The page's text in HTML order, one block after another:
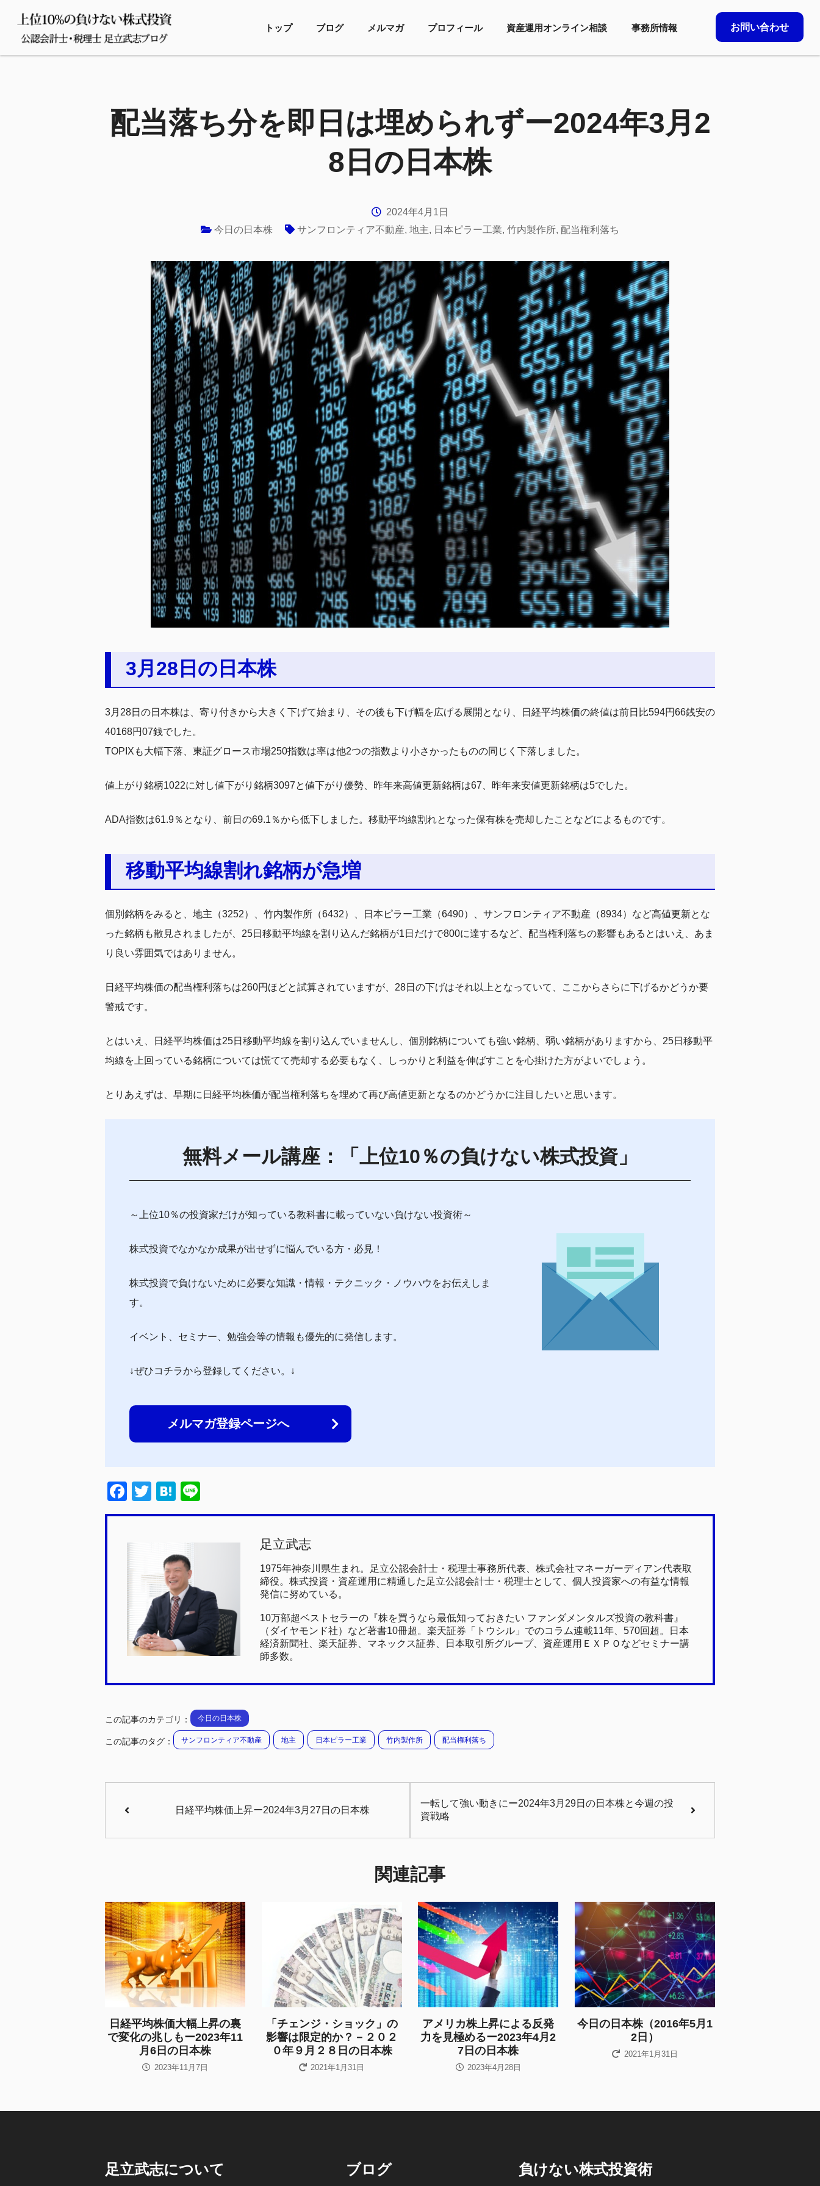
トップ ブログ メルマガ プロフィール 資産運用オンライン相談 事務所情報 お問い合わせ
配当落ち分を即日は埋められずー2024年3月2
8日の日本株
2024年4月1日
今日の日本株
サンフロンティア不動産, 地主, 日本ピラー工業, 竹内製作所, 配当権利落ち
3月28日の日本株
3月28日の日本株は、寄り付きから大きく下げて始まり、その後も下げ幅を広げる展開となり、日経平均株価の終値は前日比594円66銭安の
40168円07銭でした。
TOPIXも大幅下落、東証グロース市場250指数は率は他2つの指数より小さかったものの同じく下落しました。
値上がり銘柄1022に対し値下がり銘柄3097と値下がり優勢、昨年来高値更新銘柄は67、昨年来安値更新銘柄は5でした。
ADA指数は61.9％となり、前日の69.1％から低下しました。移動平均線割れとなった保有株を売却したことなどによるものです。
移動平均線割れ銘柄が急増
個別銘柄をみると、地主（3252）、竹内製作所（6432）、日本ピラー工業（6490）、サンフロンティア不動産（8934）など高値更新とな
った銘柄も散見されましたが、25日移動平均線を割り込んだ銘柄が1日だけで800に達するなど、配当権利落ちの影響もあるとはいえ、あま
り良い雰囲気ではありません。
日経平均株価の配当権利落ちは260円ほどと試算されていますが、28日の下げはそれ以上となっていて、ここからさらに下げるかどうか要
警戒です。
とはいえ、日経平均株価は25日移動平均線を割り込んでいませんし、個別銘柄についても強い銘柄、弱い銘柄がありますから、25日移動平
均線を上回っている銘柄については慌てて売却する必要もなく、しっかりと利益を伸ばすことを心掛けた方がよいでしょう。
とりあえずは、早期に日経平均株価が配当権利落ちを埋めて再び高値更新となるのかどうかに注目したいと思います。
無料メール講座：「上位10％の負けない株式投資」
～上位10％の投資家だけが知っている教科書に載っていない負けない投資術～
株式投資でなかなか成果が出せずに悩んでいる方・必見！
株式投資で負けないために必要な知識・情報・テクニック・ノウハウをお伝えしま
す。
イベント、セミナー、勉強会等の情報も優先的に発信します。
↓ぜひコチラから登録してください。↓
メルマガ登録ページへ
F
a
e
b
o
o
k
T
wi
H
at
n
a
n
足立武志
1975年神奈川県生まれ。足立公認会計士・税理士事務所代表、株式会社マネーガーディアン代表取
締役。株式投資・資産運用に精通した足立公認会計士・税理士として、個人投資家への有益な情報
発信に努めている。
10万部超ベストセラーの『株を買うなら最低知っておきたい ファンダメンタルズ投資の教科書』
（ダイヤモンド社）など著書10冊超。楽天証券「トウシル」でのコラム連載11年、570回超。日本
経済新聞社、楽天証券、マネックス証券、日本取引所グループ、資産運用ＥＸＰＯなどセミナー講
師多数。
この記事のカテゴリ： 今日の日本株
この記事のタグ： サンフロンティア不動産 地主 日本ピラー工業 竹内製作所 配当権利落ち
日経平均株価上昇ー2024年3月27日の日本株
一転して強い動きにー2024年3月29日の日本株と今週の投
資戦略
関連記事
日経平均株価大幅上昇の裏
で変化の兆しもー2023年11
月6日の日本株
2023年11月7日
「チェンジ・ショック」の
影響は限定的か？－２０２
０年９月２８日の日本株
2021年1月31日
アメリカ株上昇による反発
力を見極めるー2023年4月2
7日の日本株
2023年4月28日
今日の日本株（2016年5月1
2日）
2021年1月31日
足立武志について ブログ 負けない株式投資術